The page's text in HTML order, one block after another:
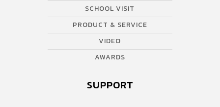
SCHOOL VISIT
PRODUCT & SERVICE
VIDEO
AWARDS
SUPPORT